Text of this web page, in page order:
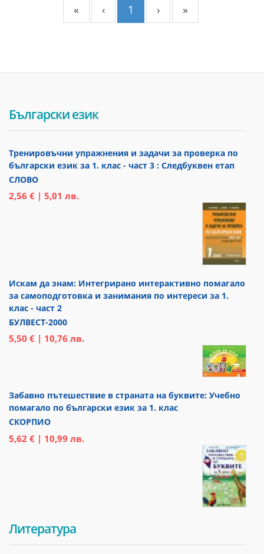
« ‹ 1 › »
Български език
Тренировъчни упражнения и задачи за проверка по
български език за 1. клас - част 3 : Следбуквен етап
СЛОВО
2,56 € | 5,01 лв.
Искам да знам: Интегрирано интерактивно помагало
за самоподготовка и занимания по интереси за 1.
клас - част 2
БУЛВЕСТ-2000
5,50 € | 10,76 лв.
Забавно пътешествие в страната на буквите: Учебно
помагало по български език за 1. клас
СКОРПИО
5,62 € | 10,99 лв.
Литература